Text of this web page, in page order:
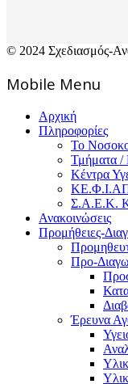
© 2024 Σχεδιασμός-
Mοbile Menu
Αρχική
Πληροφορίες
Το
Τμήματα /
Κέντρα
Σ.Α.Ε.Κ.
Ανακοινώσεις
Προμήθειες-
Προ-
Έρευνα